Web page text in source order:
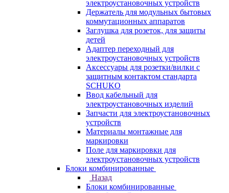
электроустановочных устройств
Держатель для модульных бытовых
коммутационных аппаратов
Заглушка для розеток, для защиты
детей
Адаптер переходный для
электроустановочных устройств
Аксессуары для розетки/вилки с
защитным контактом стандарта
SCHUKO
Ввод кабельный для
электроустановочных изделий
Запчасти для электроустановочных
устройств
Материалы монтажные для
маркировки
Поле для маркировки для
электроустановочных устройств
Блоки комбинированные
Назад
Блоки комбинированные